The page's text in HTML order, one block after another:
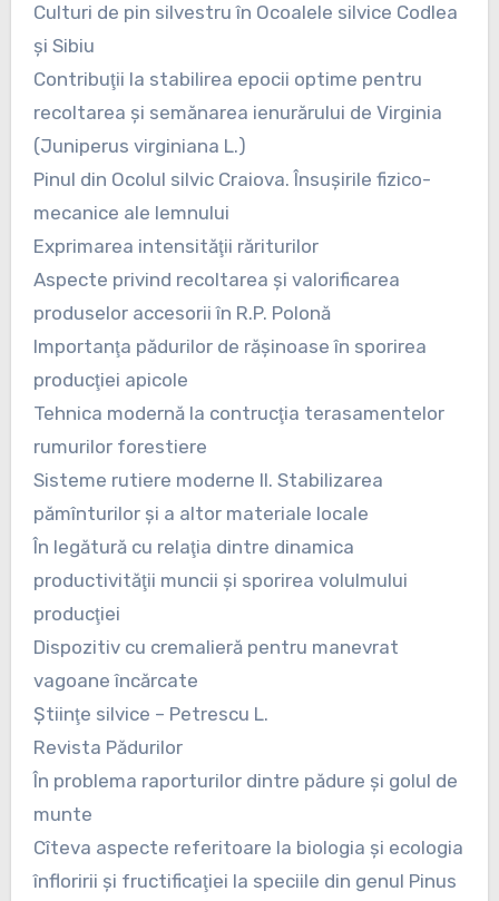
Culturi de pin silvestru în Ocoalele silvice Codlea
şi Sibiu
Contribuţii la stabilirea epocii optime pentru
recoltarea şi semănarea ienurărului de Virginia
(Juniperus virginiana L.)
Pinul din Ocolul silvic Craiova. Însuşirile fizico-
mecanice ale lemnului
Exprimarea intensităţii răriturilor
Aspecte privind recoltarea şi valorificarea
produselor accesorii în R.P. Polonă
Importanţa pădurilor de răşinoase în sporirea
producţiei apicole
Tehnica modernă la contrucţia terasamentelor
rumurilor forestiere
Sisteme rutiere moderne II. Stabilizarea
pămînturilor şi a altor materiale locale
În legătură cu relaţia dintre dinamica
productivităţii muncii şi sporirea volulmului
producţiei
Dispozitiv cu cremalieră pentru manevrat
vagoane încărcate
Ştiinţe silvice – Petrescu L.
Revista Pădurilor
În problema raporturilor dintre pădure şi golul de
munte
Cîteva aspecte referitoare la biologia şi ecologia
înfloririi şi fructificaţiei la speciile din genul Pinus